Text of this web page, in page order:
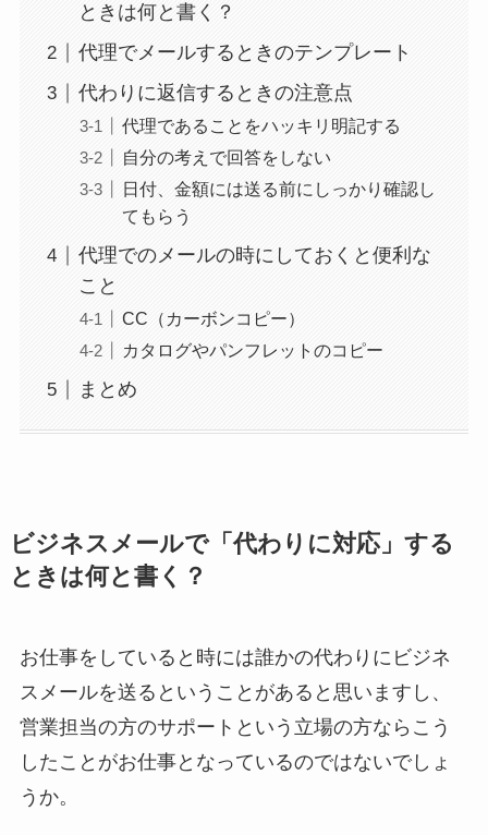
ときは何と書く？
代理でメールするときのテンプレート
代わりに返信するときの注意点
代理であることをハッキリ明記する
自分の考えで回答をしない
日付、金額には送る前にしっかり確認し
てもらう
代理でのメールの時にしておくと便利な
こと
CC（カーボンコピー）
カタログやパンフレットのコピー
まとめ
ビジネスメールで「代わりに対応」する
ときは何と書く？
お仕事をしていると時には誰かの代わりにビジネ
スメールを送るということがあると思いますし、
営業担当の方のサポートという立場の方ならこう
したことがお仕事となっているのではないでしょ
うか。